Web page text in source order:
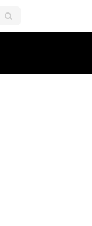
ラッソで３冠貢献